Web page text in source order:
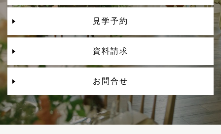
見学予約
資料請求
お問合せ